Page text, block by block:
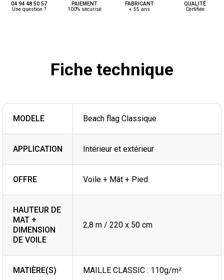
04 94 48 50 57
Une question ?
PAIEMENT
100% sécurisé
FABRICANT
+ 55 ans
QUALITÉ
Certifiée
Fiche technique
MODELE Beach flag Classique
APPLICATION Intérieur et extérieur
OFFRE Voile + Mât + Pied
HAUTEUR DE
MAT +
DIMENSION
DE VOILE
2,8 m / 220 x 50 cm
MATIÈRE(S) MAILLE CLASSIC : 110g/m²